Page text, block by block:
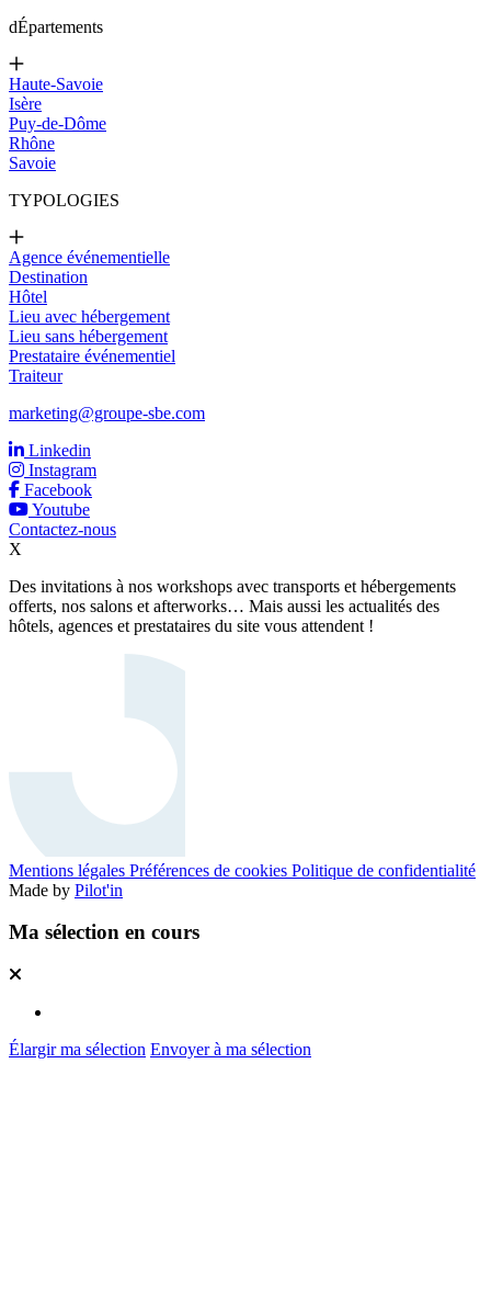
dÉpartements
Haute-Savoie
Isère
Puy-de-Dôme
Rhône
Savoie
TYPOLOGIES
Agence événementielle
Destination
Hôtel
Lieu avec hébergement
Lieu sans hébergement
Prestataire événementiel
Traiteur
marketing@groupe-sbe.com
Linkedin
Instagram
Facebook
Youtube
Contactez-nous
X
Des invitations à nos workshops avec transports et hébergements
offerts, nos salons et afterworks… Mais aussi les actualités des
hôtels, agences et prestataires du site vous attendent !
Mentions légales Préférences de cookies Politique de confidentialité
Made by Pilot'in
Ma sélection en cours
Élargir ma sélection Envoyer à ma sélection